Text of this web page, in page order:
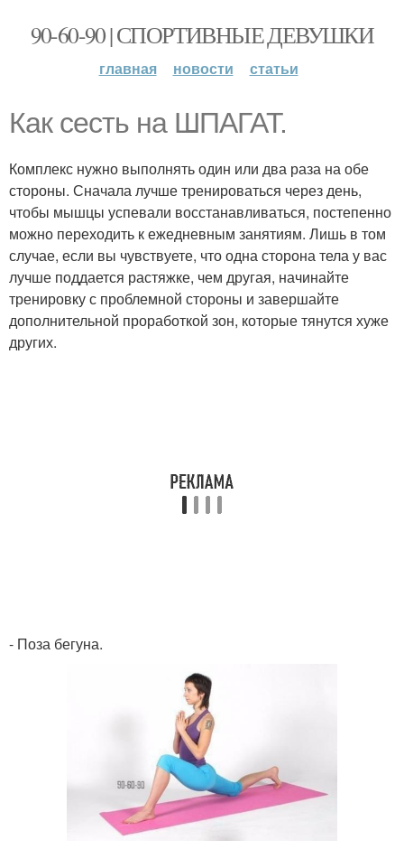
90-60-90 | СПОРТИВНЫЕ ДЕВУШКИ
главная новости статьи
Как сесть на ШПАГАТ.
Комплекс нужно выполнять один или два раза на обе
стороны. Сначала лучше тренироваться через день,
чтобы мышцы успевали восстанавливаться, постепенно
можно переходить к ежедневным занятиям. Лишь в том
случае, если вы чувствуете, что одна сторона тела у вас
лучше поддается растяжке, чем другая, начинайте
тренировку с проблемной стороны и завершайте
дополнительной проработкой зон, которые тянутся хуже
других.
- Поза бегуна.